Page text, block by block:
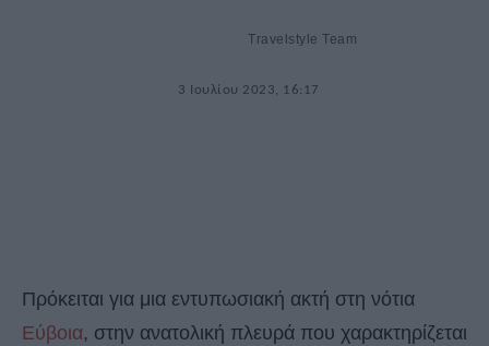
Travelstyle Team
3 Ιουλίου 2023, 16:17
Πρόκειται για μια εντυπωσιακή ακτή στη νότια
Εύβοια, στην ανατολική πλευρά που χαρακτηρίζεται